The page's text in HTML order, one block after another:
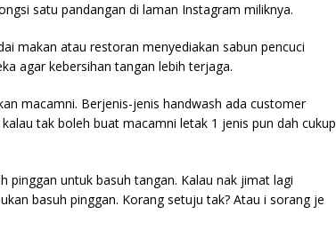
satu pandangan di laman Instagram miliknya.
makan atau restoran menyediakan sabun pencuci
agar kebersihan tangan lebih terjaga.
macamni. Berjenis-jenis handwash ada customer
tak boleh buat macamni letak 1 jenis pun dah cukup
pinggan untuk basuh tangan. Kalau nak jimat lagi
basuh pinggan. Korang setuju tak? Atau i sorang je